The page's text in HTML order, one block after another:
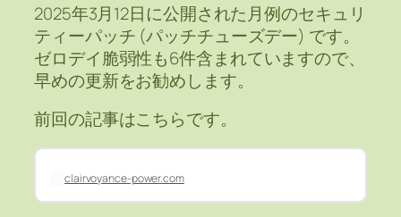
2025年3月12日に公開された月例のセキュリ
ティーパッチ (パッチチューズデー) です。
ゼロデイ脆弱性も6件含まれていますので、
早めの更新をお勧めします。
前回の記事はこちらです。
clairvoyance-power.com